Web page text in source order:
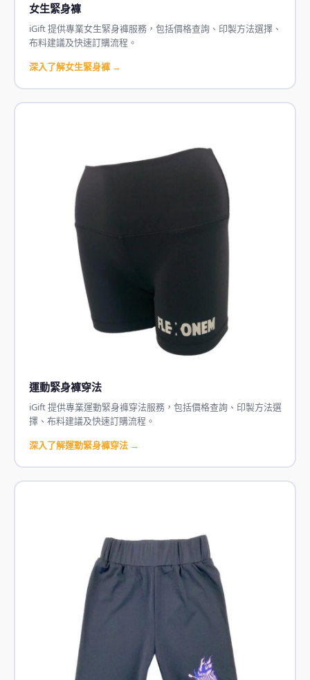
女生緊身褲
iGift 提供專業女生緊身褲服務，包括價格查詢、印製方法選擇、
布料建議及快速訂購流程。
深入了解女生緊身褲 →
運動緊身褲穿法
iGift 提供專業運動緊身褲穿法服務，包括價格查詢、印製方法選
擇、布料建議及快速訂購流程。
深入了解運動緊身褲穿法 →